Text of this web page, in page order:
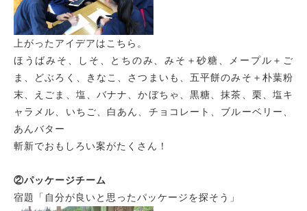
上がったアイデアはこちら。
ほうばみそ、しそ、とちのみ、みそ＋砂糖、メープル＋ご
ま、どぶろく、きなこ、さつまいも、五平餅のみそ＋朴葉粉
末、えごま、塩、バナナ、かぼちゃ、黒糖、抹茶、栗、塩キ
ャラメル、いちご、白あん、チョコレート、ブルーベリー、
あんバター
斬新でおもしろい案がたくさん！
②パッケージチーム
宿題「自分が良いと思ったパッケージを探そう」